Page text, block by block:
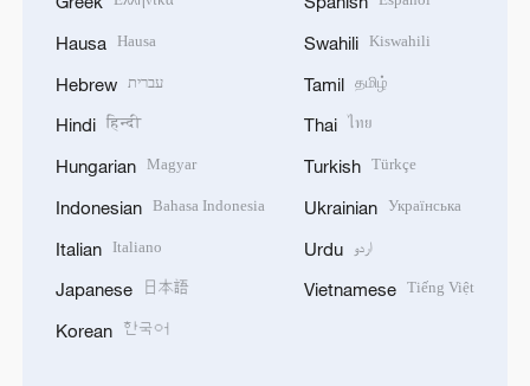
Hausa Hausa
Hebrew עברית
Hindi हिन्दी
Hungarian Magyar
Indonesian Bahasa Indonesia
Italian Italiano
Japanese 日本語
Korean 한국어
Swahili Kiswahili
Tamil தமிழ்
Thai ไทย
Turkish Türkçe
Ukrainian Українська
Urdu اردو
Vietnamese Tiếng Việt